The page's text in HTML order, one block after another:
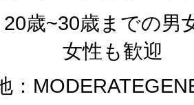
20歳~30歳までの
女性も歓迎
：